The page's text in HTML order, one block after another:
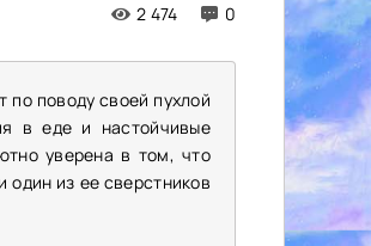
2 474 0
по поводу своей пухлой
в еде и настойчивые
уверена в том, что
из ее сверстников